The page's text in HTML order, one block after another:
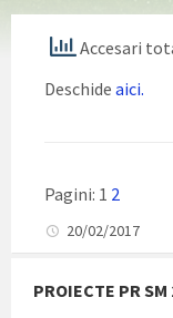
Accesari
Deschide aici.
Pagini: 1 2
20/02/2017
PROIECTE PR